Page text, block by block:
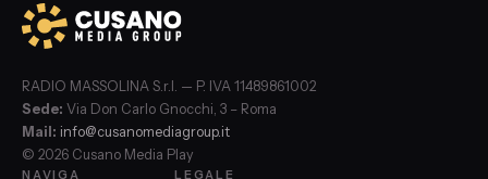
RADIO MASSOLINA S.r.l. — P. IVA 11489861002
Sede: Via Don Carlo Gnocchi, 3 – Roma
Mail: info@cusanomediagroup.it
© 2026 Cusano Media Play
NAVIGA LEGALE